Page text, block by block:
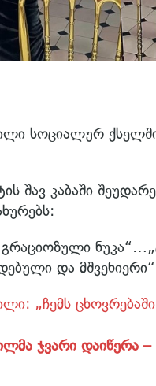
სოციალურ
შავ კაბაში
გრაციოზული
და
„ჩემს
ჯვარი დაიწერა